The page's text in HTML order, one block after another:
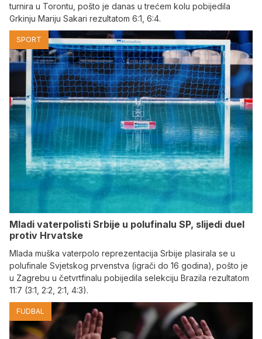
turnira u Torontu, pošto je danas u trećem kolu pobijedila
Grkinju Mariju Sakari rezultatom 6:1, 6:4.
SPORT
Mladi vaterpolisti Srbije u polufinalu SP, slijedi duel
protiv Hrvatske
Mlada muška vaterpolo reprezentacija Srbije plasirala se u
polufinale Svjetskog prvenstva (igrači do 16 godina), pošto je
u Zagrebu u četvrtfinalu pobijedila selekciju Brazila rezultatom
11:7 (3:1, 2:2, 2:1, 4:3).
FUDBAL